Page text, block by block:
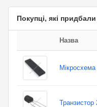
Покупці, які
Назва
Транзистор